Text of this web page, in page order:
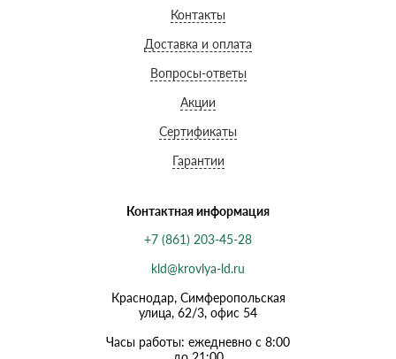
Контакты
Доставка и оплата
Вопросы-ответы
Акции
Сертификаты
Гарантии
Контактная информация
+7 (861) 203-45-28
kld@krovlya-ld.ru
Краснодар, Симферопольская
улица, 62/3, офис 54
Часы работы: ежедневно с 8:00